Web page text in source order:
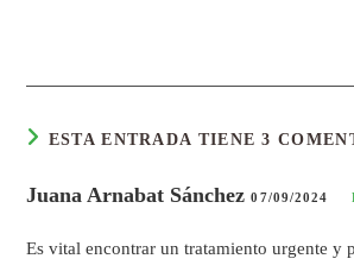
ESTA ENTRADA TIENE 3
Juana Arnabat Sánchez07/09/2024
Es vital encontrar un tratamiento urgente y